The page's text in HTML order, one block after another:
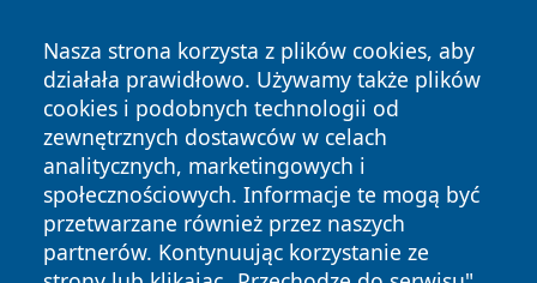
Nasza strona korzysta z plików cookies, aby
działała prawidłowo. Używamy także plików
cookies i podobnych technologii od
zewnętrznych dostawców w celach
analitycznych, marketingowych i
społecznościowych. Informacje te mogą być
przetwarzane również przez naszych
partnerów. Kontynuując korzystanie ze
Copyright © 2026 faktywroclaw.pl Wszystkie prawa
zastrzeżone.
News Autorzy
Polityka
Polityka